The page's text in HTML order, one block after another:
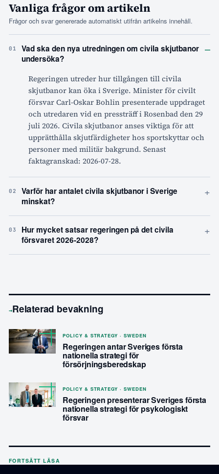
Vanliga frågor om artikeln
Frågor och svar genererade automatiskt utifrån artikelns innehåll.
01
Vad ska den nya utredningen om civila skjutbanor
undersöka?
–
Regeringen utreder hur tillgången till civila
skjutbanor kan öka i Sverige. Minister för civilt
försvar Carl-Oskar Bohlin presenterade uppdraget
och utredaren vid en pressträff i Rosenbad den 29
juli 2026. Civila skjutbanor anses viktiga för att
upprätthålla skjutfärdigheter hos sportskyttar och
personer med militär bakgrund. Senast
faktagranskad: 2026-07-28.
02
Varför har antalet civila skjutbanor i Sverige
minskat?
+
03
Hur mycket satsar regeringen på det civila
försvaret 2026-2028?
+
→Relaterad bevakning
POLICY & STRATEGY · SWEDEN
Regeringen antar Sveriges första
nationella strategi för
försörjningsberedskap
POLICY & STRATEGY · SWEDEN
Regeringen presenterar Sveriges första
nationella strategi för psykologiskt
försvar
FORTSÄTT LÄSA